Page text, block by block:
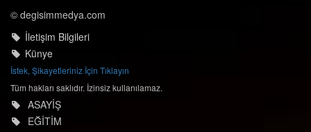
© degisimmedya.com
İletişim Bilgileri
Künye
İstek, Şikayetleriniz İçin Tıklayın
Tüm hakları saklıdır. İzinsiz kullanılamaz.
ASAYİŞ